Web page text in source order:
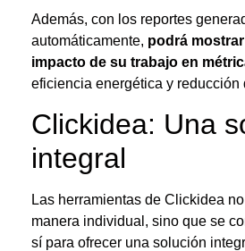
Además, con los reportes
automáticamente, podrá
impacto de su trabajo en
eficiencia energética y reducción
Clickidea: Una
integral
Las herramientas de Clickidea
manera individual, sino que se
sí para ofrecer una solución